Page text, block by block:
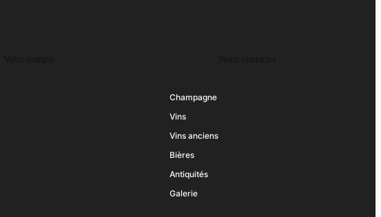
Champagne
Vins
Vins anciens
Bières
Antiquités
Galerie